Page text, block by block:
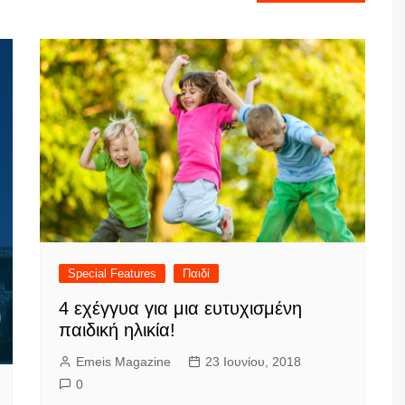
Special Features Παιδί
4 εχέγγυα για μια ευτυχισμένη
παιδική ηλικία!
Emeis Magazine
23 Ιουνίου, 2018
0